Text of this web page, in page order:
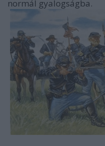
normál gyalogságba.